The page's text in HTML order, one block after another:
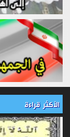
الأكثر قراءة